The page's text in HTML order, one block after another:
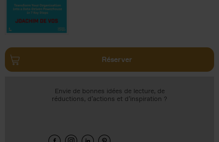
Réserver
Envie de bonnes idées de lecture, de
réductions, d’actions et d’inspiration ?